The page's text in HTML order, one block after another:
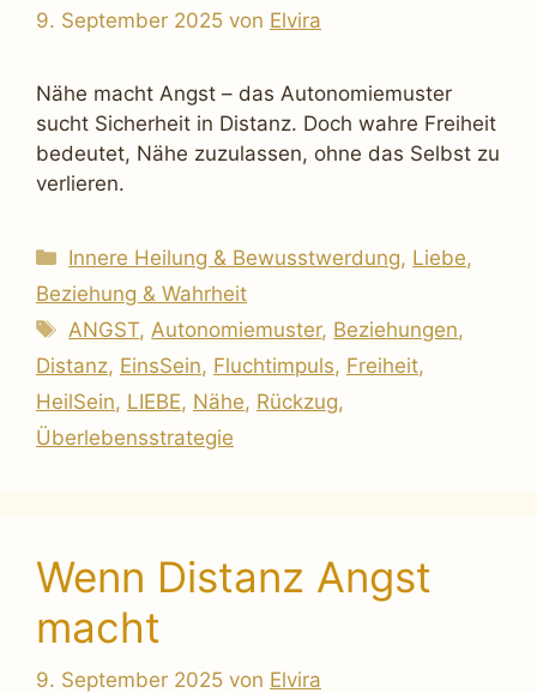
9. September 2025 von Elvira
Nähe macht Angst – das Autonomiemuster
sucht Sicherheit in Distanz. Doch wahre Freiheit
bedeutet, Nähe zuzulassen, ohne das Selbst zu
verlieren.
Kategorien
Innere Heilung & Bewusstwerdung, Liebe,
Beziehung & Wahrheit
Schlagwörter
ANGST, Autonomiemuster, Beziehungen,
Distanz, EinsSein, Fluchtimpuls, Freiheit,
HeilSein, LIEBE, Nähe, Rückzug,
Überlebensstrategie
Wenn Distanz Angst
macht
9. September 2025 von Elvira